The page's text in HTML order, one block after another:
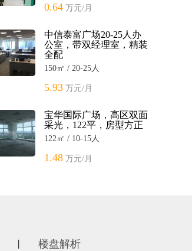
0.64 万元/月
中信泰富广场20-25人办
公室，带双经理室，精装
全配
150㎡ / 20-25人
5.93 万元/月
宝华国际广场，高区双面
采光，122平，房型方正
122㎡ / 10-15人
1.48 万元/月
楼盘解析